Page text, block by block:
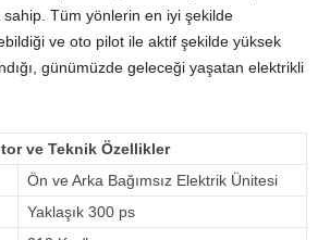
sahip. Tüm yönlerin en iyi şekilde
ve oto pilot ile aktif şekilde yüksek
günümüzde geleceği yaşatan elektrikli
ve Teknik Özellikler
Ön ve Arka Bağımsız Elektrik Ünitesi
Yaklaşık 300 ps